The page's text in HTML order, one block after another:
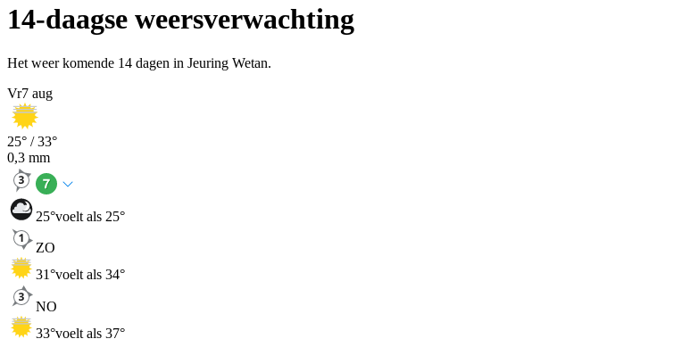
14-daagse weersverwachting
Het weer komende 14 dagen in Jeuring Wetan.
Vr7 aug
25° /33°
0,3 mm
25°voelt als 25°
ZO
31°voelt als 34°
NO
33°voelt als 37°